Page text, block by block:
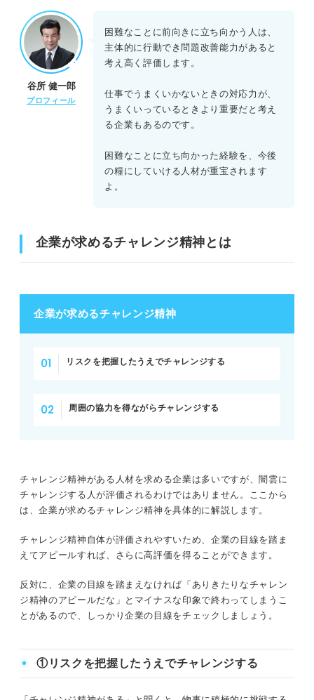
谷所 健一郎
プロフィール
困難なことに前向きに立ち向かう人は、
主体的に行動でき問題改善能力があると
考え高く評価します。
仕事でうまくいかないときの対応力が、
うまくいっているときより重要だと考え
る企業もあるのです。
困難なことに立ち向かった経験を、今後
の糧にしていける人材が重宝されます
よ。
企業が求めるチャレンジ精神とは
企業が求めるチャレンジ精神
リスクを把握したうえでチャレンジする
周囲の協力を得ながらチャレンジする
チャレンジ精神がある人材を求める企業は多いですが、闇雲に
チャレンジする人が評価されるわけではありません。ここから
は、企業が求めるチャレンジ精神を具体的に解説します。
チャレンジ精神自体が評価されやすいため、企業の目線を踏ま
えてアピールすれば、さらに高評価を得ることができます。
反対に、企業の目線を踏まえなければ「ありきたりなチャレン
ジ精神のアピールだな」とマイナスな印象で終わってしまうこ
とがあるので、しっかり企業の目線をチェックしましょう。
①リスクを把握したうえでチャレンジする